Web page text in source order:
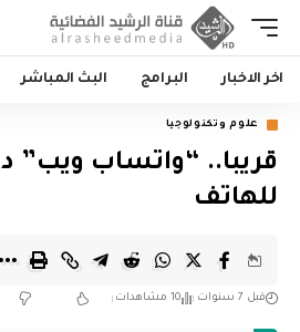
اخر الاخبار البرامج البث المباشر
علوم وتكنولوجيا
قريبا.. “واتساب ويب”
للهاتف
قبل 7 سنوات 10 مشاهدات